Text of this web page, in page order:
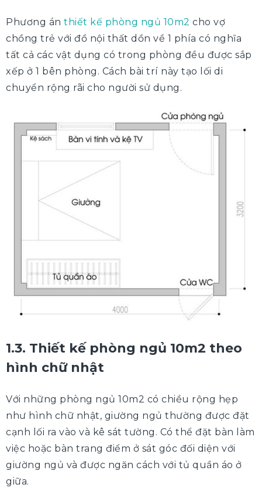
Phương án thiết kế phòng ngủ 10m2 cho vợ
chồng trẻ với đồ nội thất dồn về 1 phía có nghĩa
tất cả các vật dụng có trong phòng đều được sắp
xếp ở 1 bên phòng. Cách bài trí này tạo lối di
chuyển rộng rãi cho người sử dụng.
1.3. Thiết kế phòng ngủ 10m2 theo
hình chữ nhật
Với những phòng ngủ 10m2 có chiều rộng hẹp
như hình chữ nhật, giường ngủ thường được đặt
cạnh lối ra vào và kê sát tường. Có thể đặt bàn làm
việc hoặc bàn trang điểm ở sát góc đối diện với
giường ngủ và được ngăn cách với tủ quần áo ở
giữa.